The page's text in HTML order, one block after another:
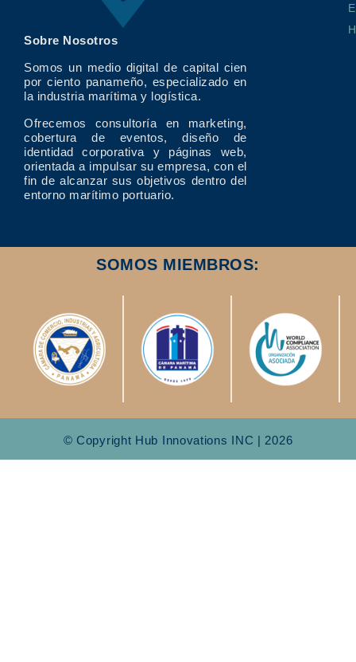
Sobre Nosotros
Somos un medio digital de capital cien
por ciento panameño, especializado en
la industria marítima y logística.
Ofrecemos consultoría en marketing,
cobertura de eventos, diseño de
identidad corporativa y páginas web,
orientada a impulsar su empresa, con el
fin de alcanzar sus objetivos dentro del
entorno marítimo portuario.
SOMOS MIEMBROS:
© Copyright Hub Innovations INC | 2026